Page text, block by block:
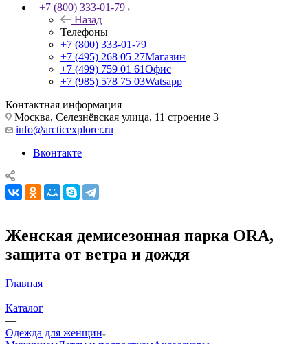
+7 (800) 333-01-79
Назад
Телефоны
+7 (800) 333-01-79
+7 (495) 268 05 27Магазин
+7 (499) 759 01 61Офис
+7 (985) 578 75 03Watsapp
Контактная информация
Москва, Селезнёвская улица, 11 строение 3
info@arcticexplorer.ru
Вконтакте
Женская демисезонная парка ORA,
защита от ветра и дождя
Главная
—
Каталог
—
Одежда для женщин